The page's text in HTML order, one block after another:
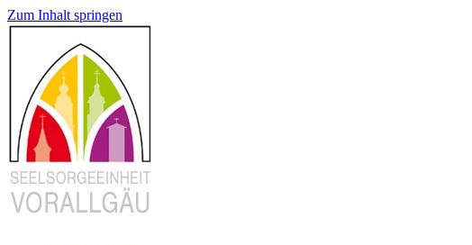
Zum Inhalt springen